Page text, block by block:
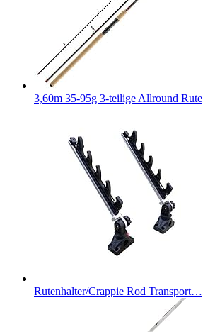
3,60m 35-95g 3-teilige Allround Rute
Rutenhalter/Crappie Rod Transport…